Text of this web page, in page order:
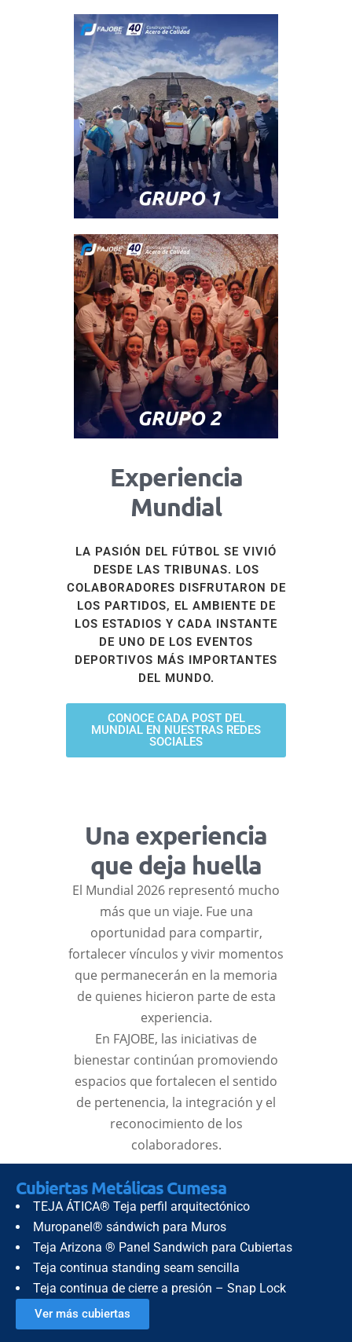
Experiencia
Mundial
LA PASIÓN DEL FÚTBOL SE VIVIÓ
DESDE LAS TRIBUNAS. LOS
COLABORADORES DISFRUTARON DE
LOS PARTIDOS, EL AMBIENTE DE
LOS ESTADIOS Y CADA INSTANTE
DE UNO DE LOS EVENTOS
DEPORTIVOS MÁS IMPORTANTES
DEL MUNDO.
CONOCE CADA POST DEL
MUNDIAL EN NUESTRAS REDES
SOCIALES
Una experiencia
que deja huella
El Mundial 2026 representó mucho
más que un viaje. Fue una
oportunidad para compartir,
fortalecer vínculos y vivir momentos
que permanecerán en la memoria
de quienes hicieron parte de esta
experiencia.
En FAJOBE, las iniciativas de
bienestar continúan promoviendo
espacios que fortalecen el sentido
de pertenencia, la integración y el
reconocimiento de los
colaboradores.
Cubiertas Metálicas Cumesa
TEJA ÁTICA® Teja perfil arquitectónico
Muropanel® sándwich para Muros
Teja Arizona ® Panel Sandwich para Cubiertas
Teja continua standing seam sencilla
Teja continua de cierre a presión – Snap Lock
Ver más cubiertas